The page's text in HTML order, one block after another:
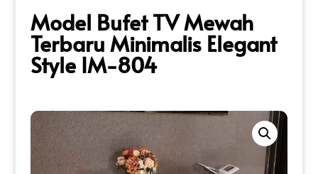
Model Bufet TV Mewah
Terbaru Minimalis Elegant
Style IM-804